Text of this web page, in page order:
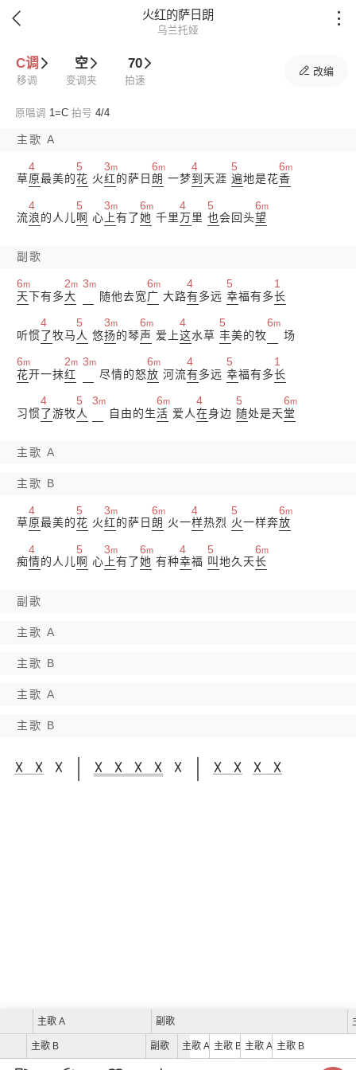
 火红的萨日朗
乌兰托娅

C调
移调
空
变调夹
70
拍速
 改编
原唱调 1=C 拍号 4/4
主歌 A
草
4
原最美的
5
花 火
3m
红的萨日
6m
朗 一梦
4
到 天涯
5
遍地是花
6m
香
流
4
浪的人儿
5
啊 心
3m
上有了
6m
她 千里
4
万里
5
也会回头
6m
望
副歌
6m
天下有多
2m
大
3m
随他去宽
6m
广 大路
4
有多远
5
幸福有多
1
长
听惯
4
了牧马
5
人 悠
3m
扬的琴
6m
声 爱上
4
这水草
5
丰美的牧
6m
场
6m
花开一抹
2m
红
3m
尽情的怒
6m
放 河流
4
有多远
5
幸福有多
1
长
习惯
4
了游牧
5
人
3m
自由的生
6m
活 爱人
4
在身边
5
随处是天
6m
堂
主歌 A
主歌 B
草
4
原最美的
5
花 火
3m
红的萨日
6m
朗 火一
4
样热烈
5
火一样奔
6m
放
痴
4
情的人儿
5
啊 心
3m
上有了
6m
她 有种
4
幸福
5
叫地久天
6m
长
副歌
主歌 A
主歌 B
主歌 A
主歌 B
主歌 A 副歌
主歌 B 副歌 主歌 A 主歌 B 主歌 A 主歌 B